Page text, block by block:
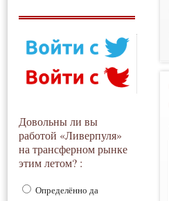
Довольны ли вы
работой «Ливерпуля»
на трансферном рынке
этим летом? :
Определённо да